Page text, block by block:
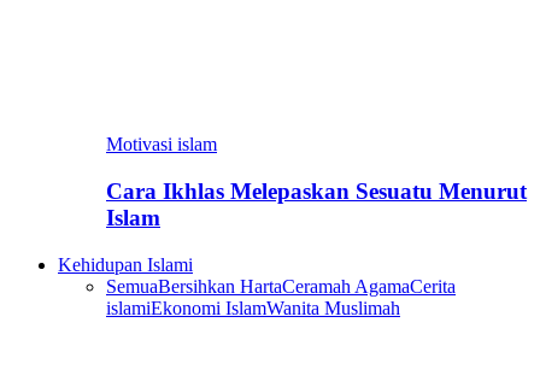
Motivasi islam
Cara Ikhlas Melepaskan Sesuatu Menurut
Islam
Kehidupan Islami
SemuaBersihkan HartaCeramah AgamaCerita
islamiEkonomi IslamWanita Muslimah